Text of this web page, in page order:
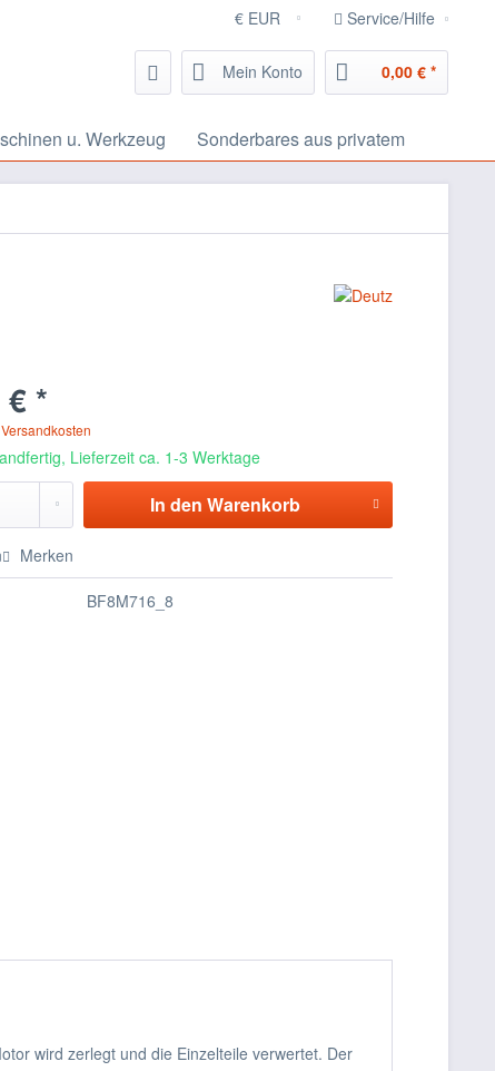
Service/Hilfe
Mein Konto 0,00 € *
u. Werkzeug Sonderbares aus privatem
*
Lieferzeit ca. 1-3 Werktage
In den Warenkorb
Merken
BF8M716_8
wird zerlegt und die Einzelteile verwertet. Der